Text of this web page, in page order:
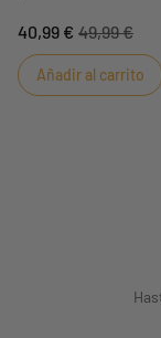
tu bebé. Se adapta
como a las de
40,99 € 49,99 €
Añadir al carrito